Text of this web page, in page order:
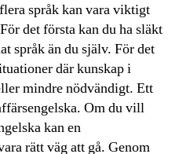
språk kan vara viktigt
det första kan du ha släkt
språk än du själv. För det
där kunskap i
mindre nödvändigt. Ett
Om du vill
kan en
rätt väg att gå. Genom